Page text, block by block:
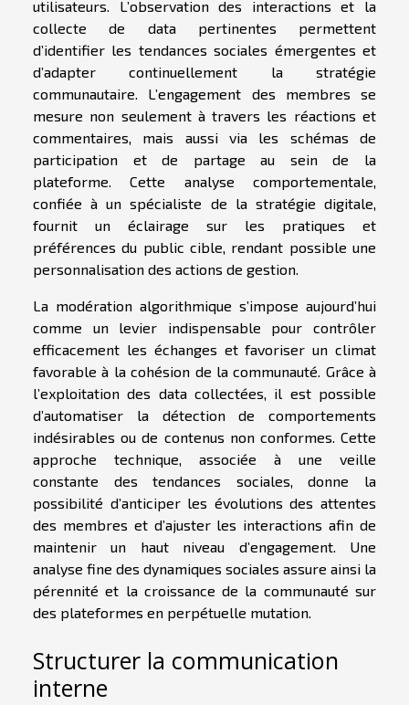
utilisateurs. L’observation des interactions et la
collecte de data pertinentes permettent
d’identifier les tendances sociales émergentes et
d’adapter continuellement la stratégie
communautaire. L’engagement des membres se
mesure non seulement à travers les réactions et
commentaires, mais aussi via les schémas de
participation et de partage au sein de la
plateforme. Cette analyse comportementale,
confiée à un spécialiste de la stratégie digitale,
fournit un éclairage sur les pratiques et
préférences du public cible, rendant possible une
personnalisation des actions de gestion.
La modération algorithmique s’impose aujourd’hui
comme un levier indispensable pour contrôler
efficacement les échanges et favoriser un climat
favorable à la cohésion de la communauté. Grâce à
l’exploitation des data collectées, il est possible
d’automatiser la détection de comportements
indésirables ou de contenus non conformes. Cette
approche technique, associée à une veille
constante des tendances sociales, donne la
possibilité d’anticiper les évolutions des attentes
des membres et d’ajuster les interactions afin de
maintenir un haut niveau d’engagement. Une
analyse fine des dynamiques sociales assure ainsi la
pérennité et la croissance de la communauté sur
des plateformes en perpétuelle mutation.
Structurer la communication
interne